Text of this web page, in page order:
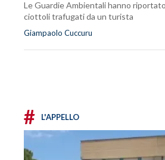
Le Guardie Ambientali hanno
ciottoli trafugati da un turista
Giampaolo Cuccuru
# L'APPELLO